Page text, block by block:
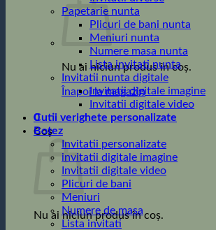
Nu ai niciun produs în coș.
Înapoi la magazin
0
Coș
Nu ai niciun produs în coș.
Papetarie nunta
Plicuri de bani nunta
Meniuri nunta
Numere masa nunta
Lista invitati nunta
Invitatii nunta digitale
Invitatii digitale imagine
Invitatii digitale video
Cutii verighete personalizate
Botez
Invitatii personalizate
invitatii digitale imagine
Invitatii digitale video
Plicuri de bani
Meniuri
Numere de masa
Lista invitati